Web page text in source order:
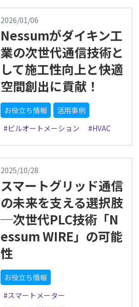
2026/01/06
Nessumがダイキン工
業の次世代通信技術と
して施工性向上と快適
空間創出に貢献！
お役立ち情報
活用事例
#ビルオートメーション
#HVAC
2025/10/28
スマートグリッド通信
の未来を支える選択肢
─次世代PLC技術「N
essum WIRE」の可能
性
お役立ち情報
#スマートメーター